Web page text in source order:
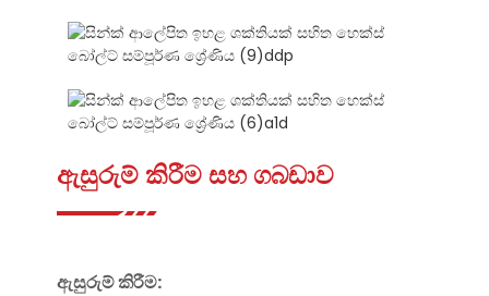
ඇසුරුම් කිරීම සහ ගබඩාව
ඇසුරුම් කිරීම: